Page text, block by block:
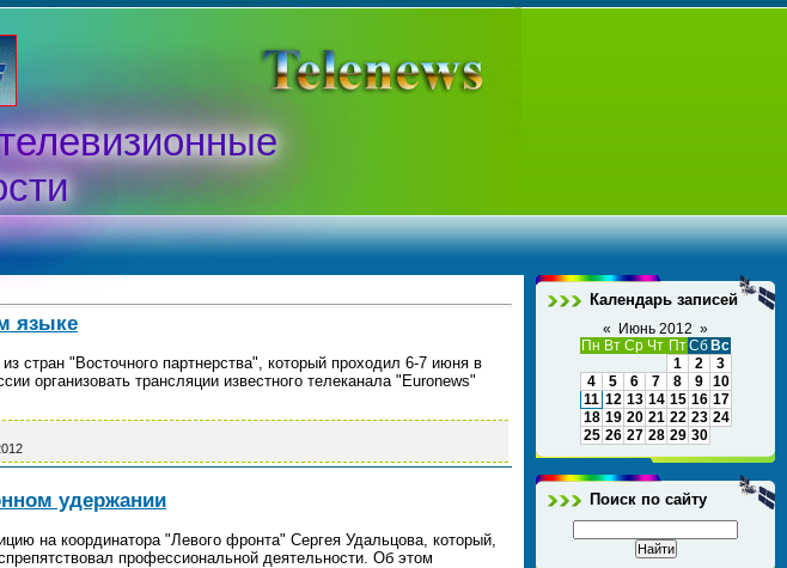
языке
стран "Восточного партнерства", который проходил 6-7 июня в
организовать трансляции известного телеканала "Euronews"
удержании
на координатора "Левого фронта" Сергея Удальцова, который,
профессиональной деятельности. Об этом
Календарь записей
« Июнь 2012 »
Пн Вт Ср Чт ПтСб Вс
1
2
3
4
5 6 7 8 9 10
11 12 13 14 15 16 17
18 19 20 21 22 23 24
25 26 27 28 29 30
Поиск по сайту